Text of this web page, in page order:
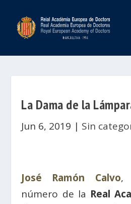
La Dama de la
Jun 6, 2019 | Sin
José Ramón Calvo,
número de la Real